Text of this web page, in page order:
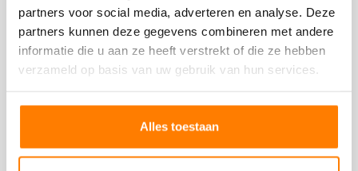
partners voor social media, adverteren en analyse. Deze
partners kunnen deze gegevens combineren met andere
informatie die u aan ze heeft verstrekt of die ze hebben
verzameld op basis van uw gebruik van hun services.
Alles toestaan